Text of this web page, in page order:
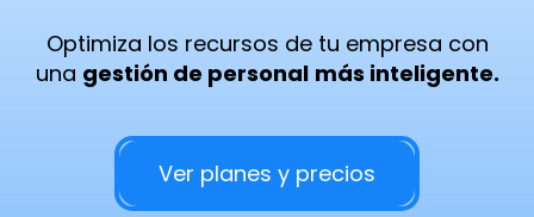
Optimiza los recursos de tu empresa con
una gestión de personal más inteligente.
Ver planes y precios